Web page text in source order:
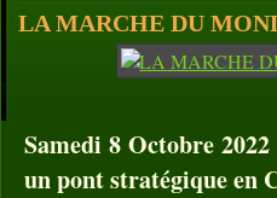
LA MARCHE DU
Samedi 8 Octobre
un pont stratégique en